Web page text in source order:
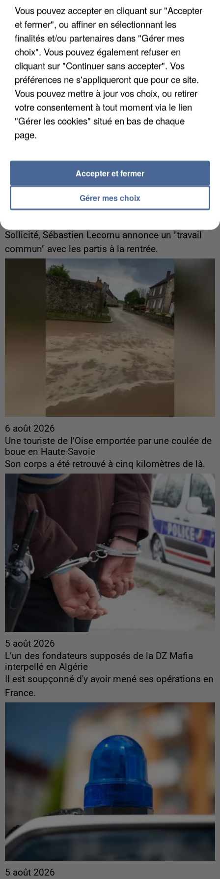
Un cofondateur du réseau avait été interpellé
quelques jours plus tôt.
Gabriel Attal et Raphaël Glucksmann visés par des
Sollicité, Sébastien Lecornu annonce un "travail
commun" avec les partis à la rentrée.
6 août 2026
Une touriste de l’Oise emportée par une coulée de
boue en Haute-Savoie
Son corps a été retrouvé à cinq kilomètres de là.
5 août 2026
L’un des fondateurs supposés de la DZ Mafia
interpellé en Algérie
Il est soupçonné d'y avoir mené ses opérations en
France.
5 août 2026
Vous pouvez accepter en cliquant sur "Accepter
et fermer", ou affiner en sélectionnant les
finalités et/ou partenaires dans "Gérer mes
choix". Vous pouvez également refuser en
cliquant sur "Continuer sans accepter". Vos
préférences ne s'appliqueront que pour ce site.
Vous pouvez mettre à jour vos choix, ou retirer
votre consentement à tout moment via le lien
"Gérer les cookies" situé en bas de chaque
page.
Gérer mes choix
Accepter et fermer